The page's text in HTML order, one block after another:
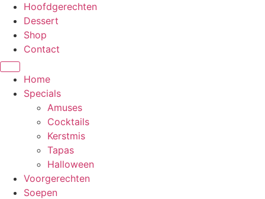
Hoofdgerechten
Dessert
Shop
Contact
Home
Specials
Amuses
Cocktails
Kerstmis
Tapas
Halloween
Voorgerechten
Soepen